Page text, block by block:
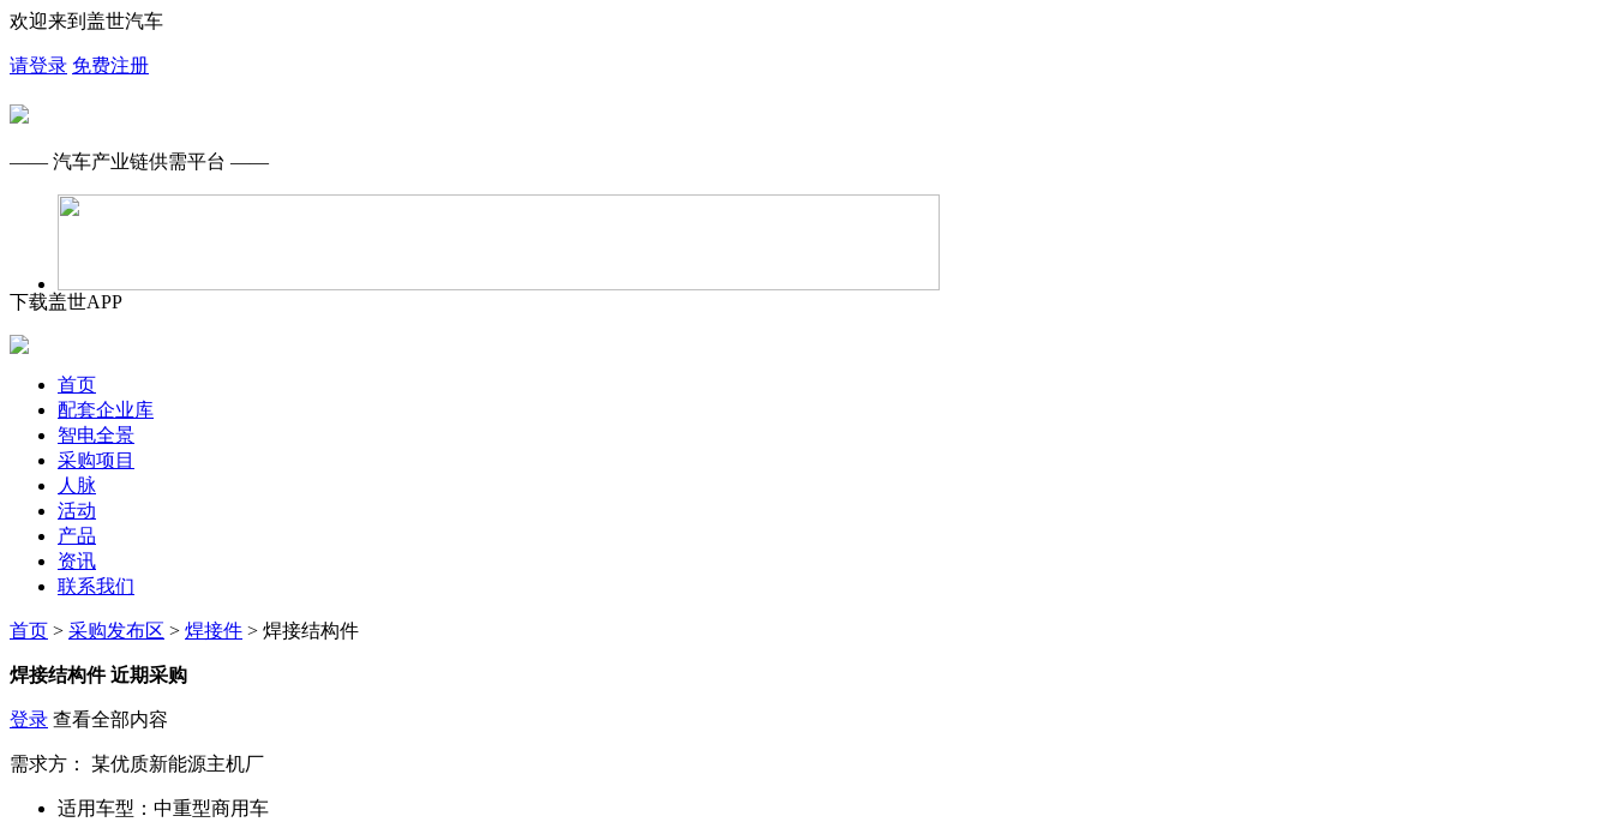
欢迎来到盖世汽车
请登录 免费注册
—— 汽车产业链供需平台 ——
下载盖世APP
首页
配套企业库
智电全景
采购项目
人脉
活动
产品
资讯
联系我们
首页 > 采购发布区 > 焊接件 > 焊接结构件
焊接结构件 近期采购
登录 查看全部内容
需求方： 某优质新能源主机厂
适用车型： 中重型商用车